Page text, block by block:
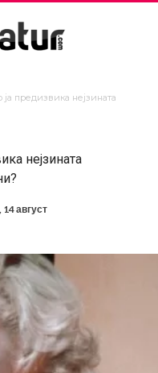
предизвика нејзината
нејзината
14 август